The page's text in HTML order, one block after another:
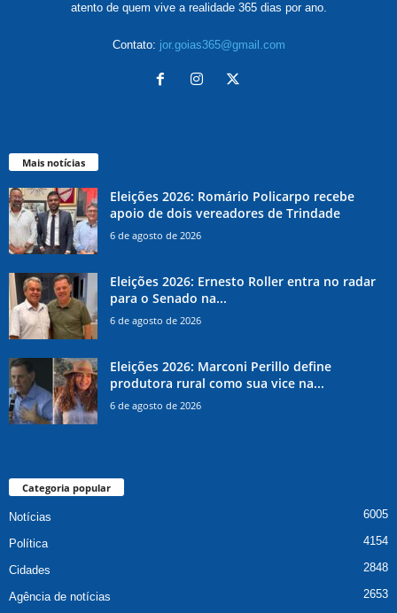
atento de quem vive a realidade 365 dias por ano.
Contato: jor.goias365@gmail.com
Mais notícias
Eleições 2026: Romário Policarpo recebe
apoio de dois vereadores de Trindade
6 de agosto de 2026
Eleições 2026: Ernesto Roller entra no radar
para o Senado na...
6 de agosto de 2026
Eleições 2026: Marconi Perillo define
produtora rural como sua vice na...
6 de agosto de 2026
Categoria popular
Notícias 6005
Política 4154
Cidades 2848
Agência de notícias 2653